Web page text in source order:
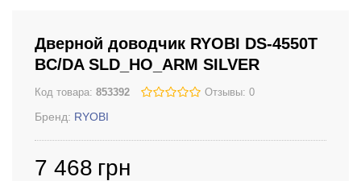
Дверной доводчик RYOBI DS-4550T
BC/DA SLD_HO_ARM SILVER
Код товара: 853392 Отзывы: 0
Бренд: RYOBI
7 468 грн